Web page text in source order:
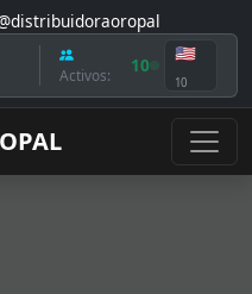
Activos: 10
🇺🇸
10